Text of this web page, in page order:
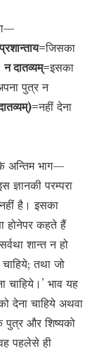
जिसका
न दातव्यम्=इसका
पुत्र न
नहीं देना
अन्तिम भाग—
ज्ञानकी परम्परा
है। इसका
होनेपर कहते हैं
शान्त न हो
तथा जो
चाहिये।’ भाव यह
देना चाहिये अथवा
पुत्र और शिष्यको
पहलेसे ही